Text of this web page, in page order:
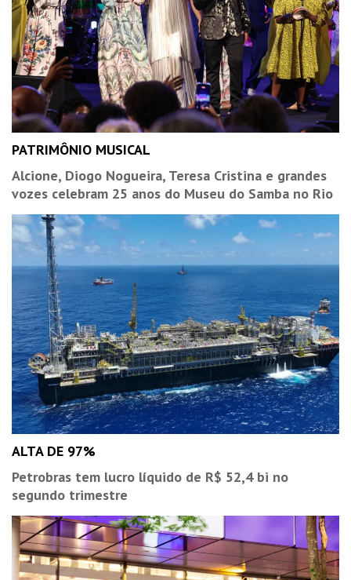
PATRIMÔNIO MUSICAL
Alcione, Diogo Nogueira, Teresa Cristina e grandes
vozes celebram 25 anos do Museu do Samba no Rio
ALTA DE 97%
Petrobras tem lucro líquido de R$ 52,4 bi no
segundo trimestre